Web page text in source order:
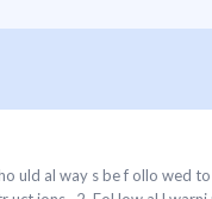
uld al way s be f ollo wed